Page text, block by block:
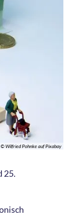
© Wilfried Pohnke auf Pixabay
25.